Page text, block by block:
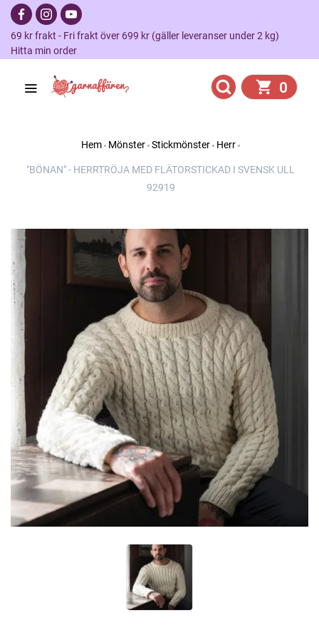
69 kr frakt - Fri frakt över 699 kr (gäller leveranser under 2 kg)
Hitta min order
0
Hem Mönster Stickmönster Herr
"BÖNAN" - HERRTRÖJA MED FLÄTORSTICKAD I SVENSK ULL
92919